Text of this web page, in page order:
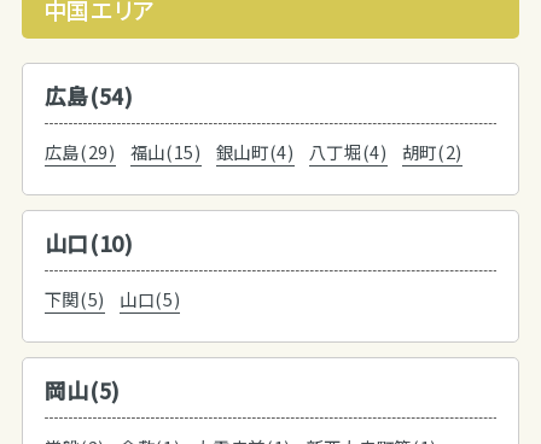
中国エリア
広島(54)
広島(29) 福山(15) 銀山町(4) 八丁堀(4) 胡町(2)
山口(10)
下関(5) 山口(5)
岡山(5)